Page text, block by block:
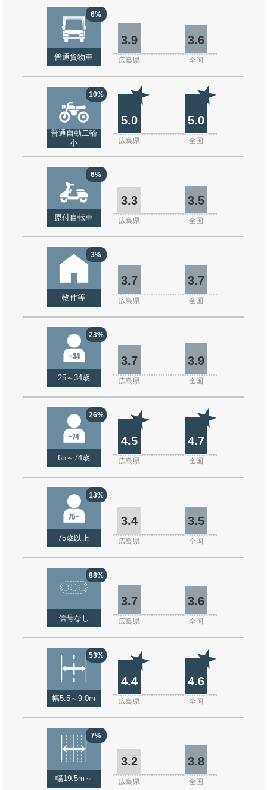
6%
普通貨物車
3.9 3.6
広島県 全国
10%
普通自動二輪
小
5.0 5.0
広島県 全国
6%
原付自転車
3.3 3.5
広島県 全国
3%
物件等
3.7 3.7
広島県 全国
23%
25～34歳
3.7 3.9
広島県 全国
26%
65～74歳
4.5 4.7
広島県 全国
13%
75歳以上
3.4 3.5
広島県 全国
88%
信号なし
3.7 3.6
広島県 全国
53%
幅5.5～9.0m
4.4 4.6
広島県 全国
7%
幅19.5m～
3.2 3.8
広島県 全国